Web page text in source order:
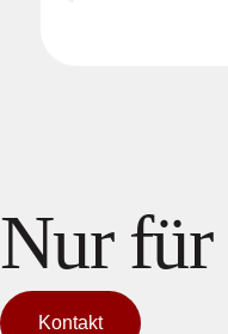
Nur für
Kontakt